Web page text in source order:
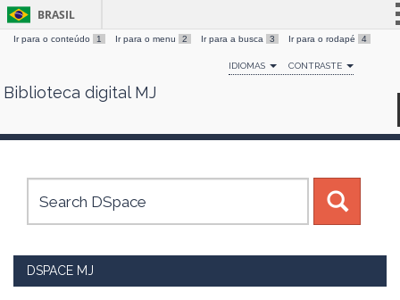
Skip
BRASIL
Simplifique!
Comunica BR
Canais
Ir para o conteúdo 1 Ir para o menu 2 Ir para a busca 3 Ir para o rodapé 4
IDIOMAS CONTRASTE
Biblioteca digital MJ
DSPACE MJ